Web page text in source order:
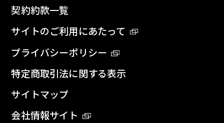
契約約款一覧
サイトのご利用にあたって
プライバシーポリシー
特定商取引法に関する表示
サイトマップ
会社情報サイト